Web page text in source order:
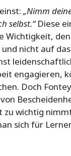
„Nimm
selbst.“Diese
Wichtigkeit,
nicht auf
engagieren,
Doch
zu wichtig
sich für